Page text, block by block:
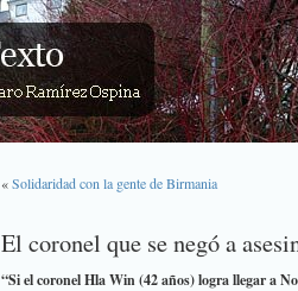
«Solidaridad con la gente de Birmania
El coronel que se negó a
“Si el coronel Hla Win (42 años) logra llegar a